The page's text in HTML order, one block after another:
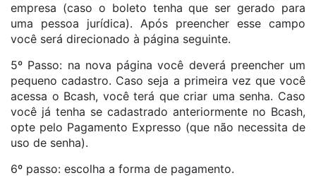
empresa (caso o boleto tenha que ser gerado para
uma pessoa jurídica). Após preencher esse campo
você será direcionado à página seguinte.
5º Passo: na nova página você deverá preencher um
pequeno cadastro. Caso seja a primeira vez que você
acessa o Bcash, você terá que criar uma senha. Caso
você já tenha se cadastrado anteriormente no Bcash,
opte pelo Pagamento Expresso (que não necessita de
uso de senha).
6º passo: escolha a forma de pagamento.